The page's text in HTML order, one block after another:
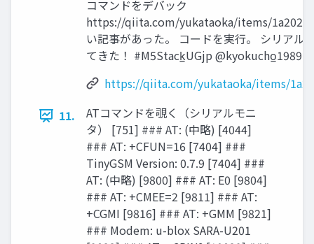
コマンドをデバック
https://qiita.com/yukataoka/items/
い記事があった。 コードを実行。 シリアル
てきた！ #M5Stack̲UGjp @kyokucho̲1989
https://qiita.com/yukataoka/items/
11.
ATコマンドを覗く（シリアルモニ
タ） [751] ### AT: (中略) [4044]
### AT: +CFUN=16 [7404] ###
TinyGSM Version: 0.7.9 [7404] ###
AT: (中略) [9800] ### AT: E0 [9804]
### AT: +CMEE=2 [9811] ### AT:
+CGMI [9816] ### AT: +GMM [9821]
### Modem: u-blox SARA-U201